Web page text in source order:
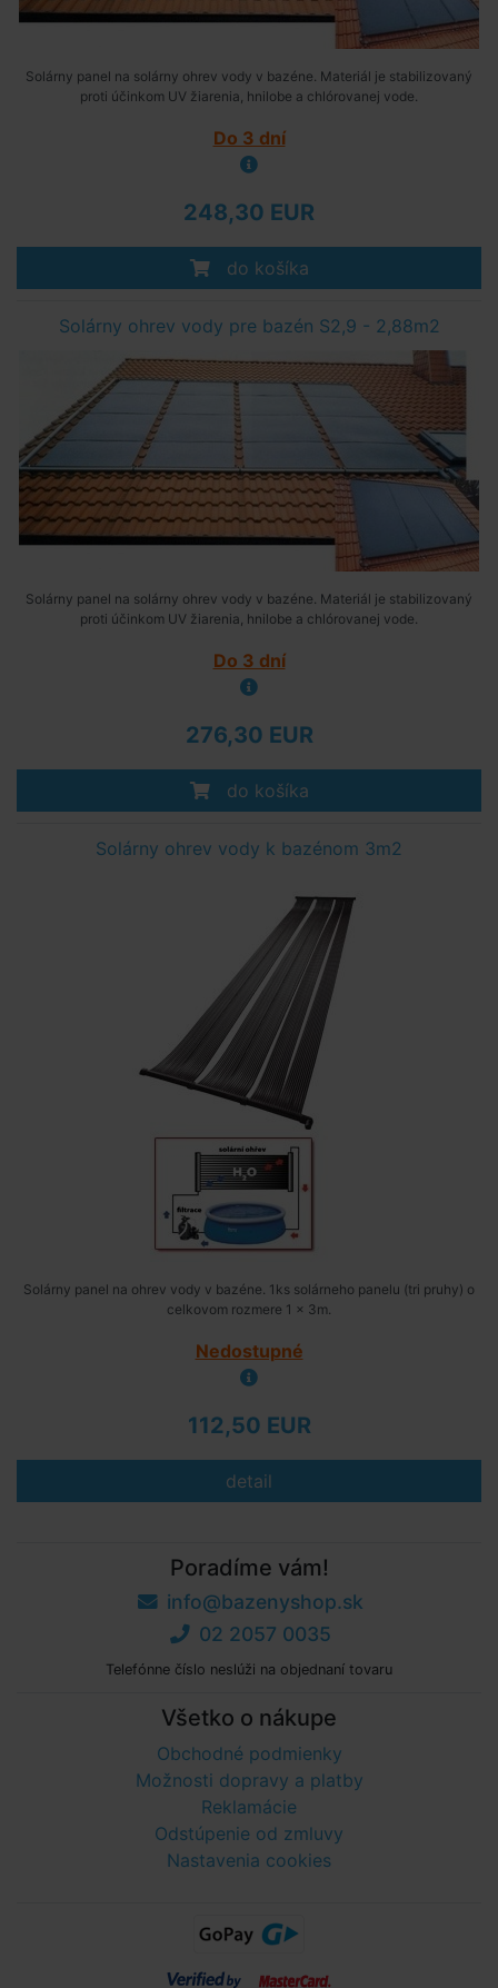
Solárny panel na solárny ohrev vody v bazéne. Materiál je stabilizovaný
proti účinkom UV žiarenia, hnilobe a chlórovanej vode.
Do 3 dní
248,30 EUR
do košíka
Solárny ohrev vody pre bazén S2,9 - 2,88m2
Solárny panel na solárny ohrev vody v bazéne. Materiál je stabilizovaný
proti účinkom UV žiarenia, hnilobe a chlórovanej vode.
Do 3 dní
276,30 EUR
do košíka
Solárny ohrev vody k bazénom 3m2
Solárny panel na ohrev vody v bazéne. 1ks solárneho panelu (tri pruhy) o
celkovom rozmere 1 x 3m.
Nedostupné
112,50 EUR
detail
Poradíme vám!
info@bazenyshop.sk
02 2057 0035
Telefónne číslo neslúži na objednaní tovaru
Všetko o nákupe
Obchodné podmienky
Možnosti dopravy a platby
Reklamácie
Odstúpenie od zmluvy
Nastavenia cookies